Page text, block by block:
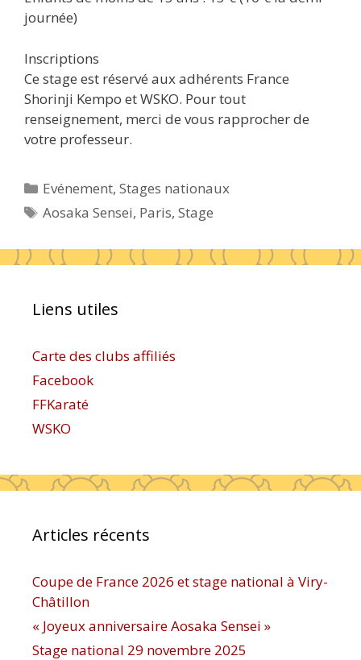
journée)
Inscriptions
Ce stage est réservé aux adhérents France
Shorinji Kempo et WSKO. Pour tout
renseignement, merci de vous rapprocher de
votre professeur.
Catégories
Evénement,Stages nationaux
Étiquettes
Aosaka Sensei, Paris,Stage
Liens utiles
Carte des clubs affiliés
Facebook
FFKaraté
WSKO
Articles récents
Coupe de France 2026 et stage national à Viry-
Châtillon
« Joyeux anniversaire Aosaka Sensei »
Stage national 29 novembre 2025